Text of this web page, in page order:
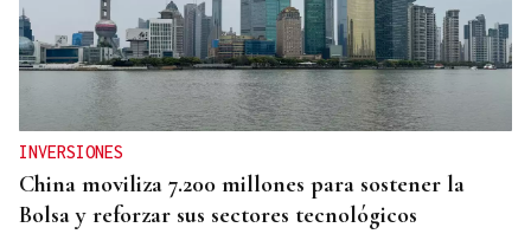
INVERSIONES
China moviliza 7.200 millones para sostener la
Bolsa y reforzar sus sectores tecnológicos